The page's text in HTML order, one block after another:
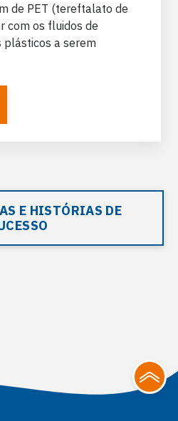
de PET (tereftalato de
com os fluidos de
plásticos a serem
E HISTÓRIAS DE